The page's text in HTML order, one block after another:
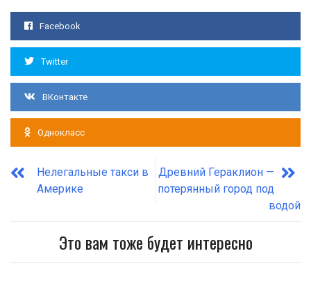
Facebook
Twitter
ВКонтакте
Однокласс
Нелегальные такси в
Америке
Древний Гераклион —
потерянный город под
водой
Это вам тоже будет интересно